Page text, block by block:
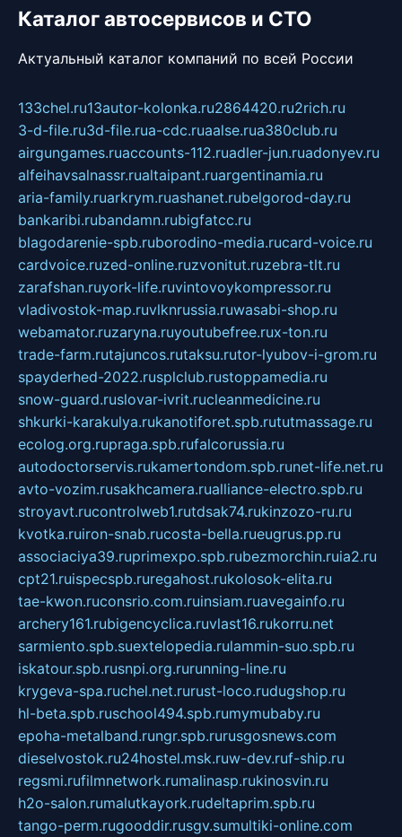
Каталог автосервисов и СТО
Актуальный каталог компаний по всей России
133chel.ru13autor-kolonka.ru2864420.ru2rich.ru
3-d-file.ru3d-file.rua-cdc.ruaalse.rua380club.ru
airgungames.ruaccounts-112.ruadler-jun.ruadonyev.ru
alfeihavsalnassr.rualtaipant.ruargentinamia.ru
aria-family.ruarkrym.ruashanet.rubelgorod-day.ru
bankaribi.rubandamn.rubigfatcc.ru
blagodarenie-spb.ruborodino-media.rucard-voice.ru
cardvoice.ruzed-online.ruzvonitut.ruzebra-tlt.ru
zarafshan.ruyork-life.ruvintovoykompressor.ru
vladivostok-map.ruvlknrussia.ruwasabi-shop.ru
webamator.ruzaryna.ruyoutubefree.rux-ton.ru
trade-farm.rutajuncos.rutaksu.rutor-lyubov-i-grom.ru
spayderhed-2022.rusplclub.rustoppamedia.ru
snow-guard.ruslovar-ivrit.rucleanmedicine.ru
shkurki-karakulya.rukanotiforet.spb.rututmassage.ru
ecolog.org.rupraga.spb.rufalcorussia.ru
autodoctorservis.rukamertondom.spb.runet-life.net.ru
avto-vozim.rusakhcamera.rualliance-electro.spb.ru
stroyavt.rucontrolweb1.rutdsak74.rukinzozo-ru.ru
kvotka.ruiron-snab.rucosta-bella.rueugrus.pp.ru
associaciya39.ruprimexpo.spb.rubezmorchin.ruia2.ru
cpt21.ruispecspb.ruregahost.rukolosok-elita.ru
tae-kwon.ruconsrio.com.ruinsiam.ruavegainfo.ru
archery161.rubigencyclica.ruvlast16.rukorru.net
sarmiento.spb.suextelopedia.rulammin-suo.spb.ru
iskatour.spb.rusnpi.org.rurunning-line.ru
krygeva-spa.ruchel.net.rurust-loco.rudugshop.ru
hl-beta.spb.ruschool494.spb.rumymubaby.ru
epoha-metalband.rungr.spb.rurusgosnews.com
dieselvostok.ru24hostel.msk.ruw-dev.ruf-ship.ru
regsmi.rufilmnetwork.rumalinasp.rukinosvin.ru
h2o-salon.rumalutkayork.rudeltaprim.spb.ru
tango-perm.rugooddir.rusgv.sumultiki-online.com